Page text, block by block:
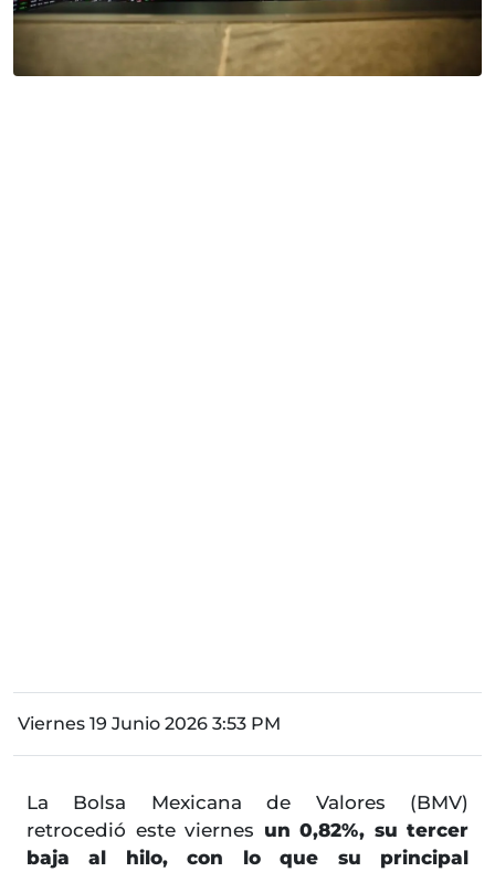
Viernes 19 Junio 2026 3:53 PM
La Bolsa Mexicana de Valores (BMV)
retrocedió este viernes un 0,82%, su tercer
baja al hilo, con lo que su principal